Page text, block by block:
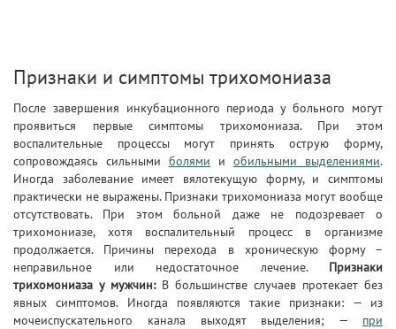
Признаки и симптомы трихомониаза
После завершения инкубационного периода у больного могут
проявиться первые симптомы трихомониаза. При этом
воспалительные процессы могут принять острую форму,
сопровождаясь сильными болями и обильными выделениями.
Иногда заболевание имеет вялотекущую форму, и симптомы
практически не выражены. Признаки трихомониаза могут вообще
отсутствовать. При этом больной даже не подозревает о
трихомониазе, хотя воспалительный процесс в организме
продолжается. Причины перехода в хроническую форму –
неправильное или недостаточное лечение. Признаки
трихомониаза у мужчин:В большинстве случаев протекает без
явных симптомов. Иногда появляются такие признаки: — из
мочеиспускательного канала выходят выделения; — при